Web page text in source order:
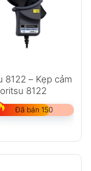
8122 – Kẹp cảm
8122
Đã bán 150